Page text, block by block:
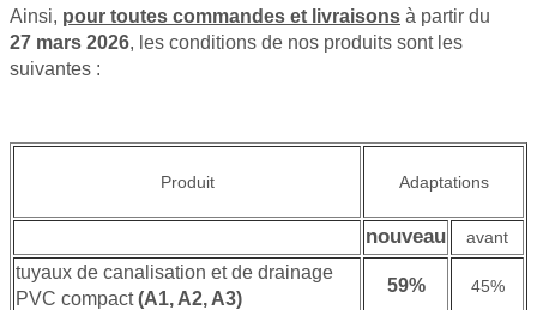
Ainsi, pour toutes commandes et livraisons à partir du
27 mars 2026, les conditions de nos produits sont les
suivantes :
Produit Adaptations
nouveau avant
tuyaux de canalisation et de drainage
PVC compact(A1, A2, A3)
59% 45%